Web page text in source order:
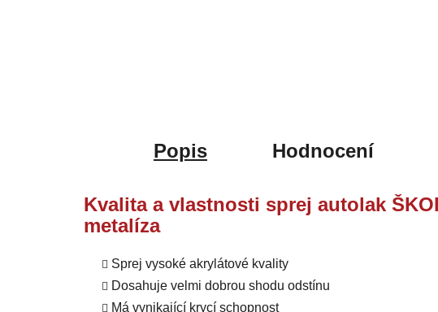
Popis Hodnocení
Kvalita a vlastnosti sprej autolak
metalíza
Sprej vysoké akrylátové kvality
Dosahuje velmi dobrou shodu odstínu
Má vynikající krycí schopnost